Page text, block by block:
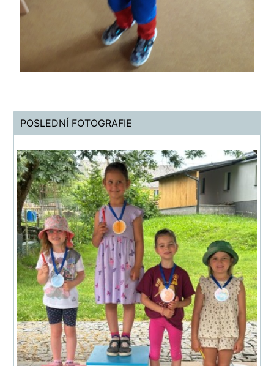
POSLEDNÍ FOTOGRAFIE